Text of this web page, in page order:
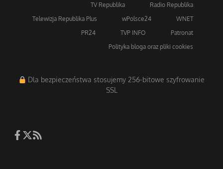
TV Republika
Radio Republika
Telewizja Republika Plus
wPolsce24
WNET
PR24
TVP INFO
Patronat
Polityka bloga oraz pliki cookies
Dla bezpieczeństwa stosujemy 256-bitowe szyfrowanie
SSL